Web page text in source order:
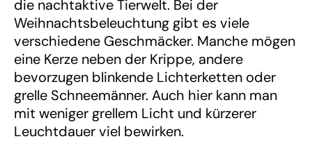
die nachtaktive Tierwelt. Bei der
Weihnachtsbeleuchtung gibt es viele
verschiedene Geschmäcker. Manche mögen
eine Kerze neben der Krippe, andere
bevorzugen blinkende Lichterketten oder
grelle Schneemänner. Auch hier kann man
mit weniger grellem Licht und kürzerer
Leuchtdauer viel bewirken.